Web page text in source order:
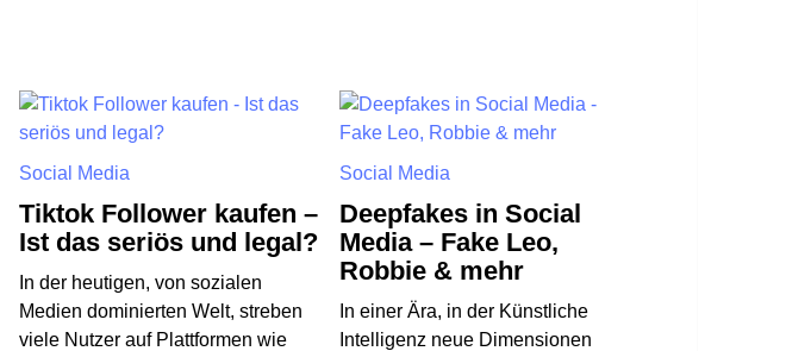
Social Media
Tiktok Follower kaufen –
Ist das seriös und legal?
In der heutigen, von sozialen
Medien dominierten Welt, streben
viele Nutzer auf Plattformen wie
Social Media
Deepfakes in Social
Media – Fake Leo,
Robbie & mehr
In einer Ära, in der Künstliche
Intelligenz neue Dimensionen